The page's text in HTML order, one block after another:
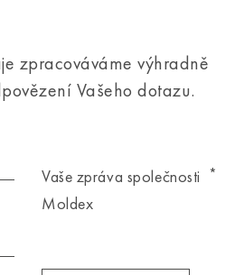
zpracováváme výhradně
Vašeho dotazu.
Vaše zpráva společnosti
Moldex
*